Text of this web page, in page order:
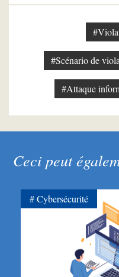
#Scénario de
#Attaque
Ceci peut
Cybersécurité